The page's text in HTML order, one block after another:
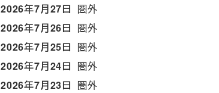
2026年7月27日 圏外
2026年7月26日 圏外
2026年7月25日 圏外
2026年7月24日 圏外
2026年7月23日 圏外